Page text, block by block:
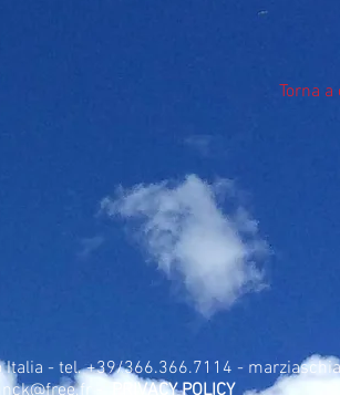
Torna a
Italia - tel. +39/366.366.7114 -
PRIVACY POLICY